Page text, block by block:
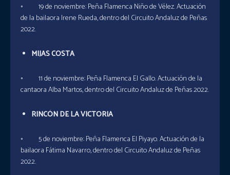
◦ 19 de noviembre: Peña Flamenca Niño de Vélez. Actuación
de la bailaora Irene Rueda, dentro del Circuito Andaluz de Peñas
2022.
MIJAS COSTA
◦ 11 de noviembre: Peña Flamenca El Gallo. Actuación de la
cantaora Alba Martos, dentro del Circuito Andaluz de Peñas 2022.
RINCÓN DE LA VICTORIA
◦ 5 de noviembre: Peña Flamenca El Piyayo. Actuación de la
bailaora Fátima Navarro, dentro del Circuito Andaluz de Peñas
2022.